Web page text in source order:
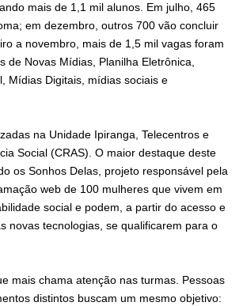
mais de 1,1 mil alunos. Em julho, 465
em dezembro, outros 700 vão concluir
a novembro, mais de 1,5 mil vagas foram
de Novas Mídias, Planilha Eletrônica,
Mídias Digitais, mídias sociais e
na Unidade Ipiranga, Telecentros e
Social (CRAS). O maior destaque deste
os Sonhos Delas, projeto responsável pela
web de 100 mulheres que vivem em
social e podem, a partir do acesso e
novas tecnologias, se qualificarem para o
mais chama atenção nas turmas. Pessoas
distintos buscam um mesmo objetivo: